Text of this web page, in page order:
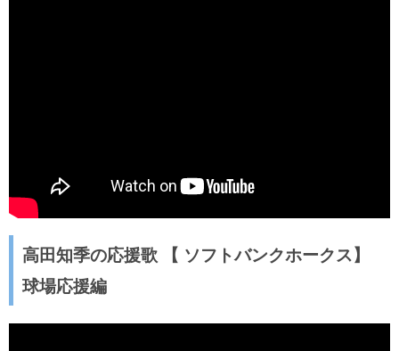
高田知季の応援歌 【 ソフトバンクホークス】
球場応援編